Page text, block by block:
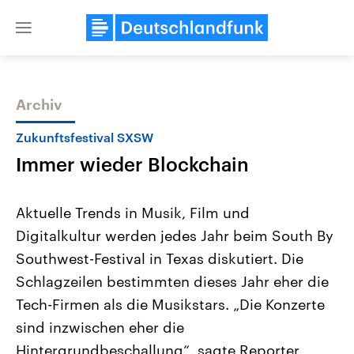
Close
Themen
Landtagswahl Sachsen-Anhalt
2026
Alle Informationen
Sachsen-Anhalt wählt am 6.
September 2026 einen neuen
Bundesland von einer Koalition aus
Aktuelle Beiträge,
Hintergründe
Wirtschaftlich und
mit großem Einfluss auf
Archiv
Zukunftsfestival SXSW
Immer wieder Blockchain
Aktuelle Trends in Musik, Film und
Digitalkultur werden jedes Jahr beim South By
Southwest-Festival in Texas diskutiert. Die
Schlagzeilen bestimmten dieses Jahr eher die
Tech-Firmen als die Musikstars. „Die Konzerte
sind inzwischen eher die
Hintergrundbeschallung“, sagte Reporter